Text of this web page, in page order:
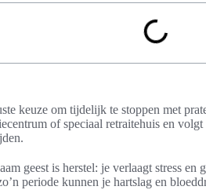
keuze om tijdelijk te stoppen met
of speciaal retraitehuis en
geest is herstel: je verlaagt stress
periode kunnen je hartslag en